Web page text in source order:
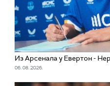
Из Арсенала у Евертон -
06. 08. 2026.